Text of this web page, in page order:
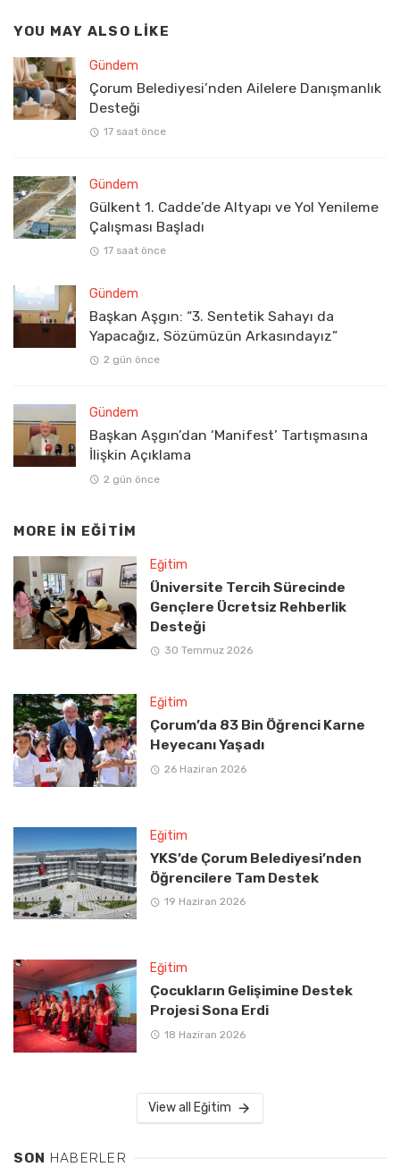
YOU MAY ALSO LIKE
Gündem
Çorum Belediyesi’nden Ailelere Danışmanlık
Desteği
17 saat önce
Gündem
Gülkent 1. Cadde’de Altyapı ve Yol Yenileme
Çalışması Başladı
17 saat önce
Gündem
Başkan Aşgın: “3. Sentetik Sahayı da
Yapacağız, Sözümüzün Arkasındayız”
2 gün önce
Gündem
Başkan Aşgın’dan ‘Manifest’ Tartışmasına
İlişkin Açıklama
2 gün önce
MORE IN EĞITIM
Eğitim
Üniversite Tercih Sürecinde
Gençlere Ücretsiz Rehberlik
Desteği
30 Temmuz 2026
Eğitim
Çorum’da 83 Bin Öğrenci Karne
Heyecanı Yaşadı
26 Haziran 2026
Eğitim
YKS’de Çorum Belediyesi’nden
Öğrencilere Tam Destek
19 Haziran 2026
Eğitim
Çocukların Gelişimine Destek
Projesi Sona Erdi
18 Haziran 2026
View all Eğitim
SON HABERLER